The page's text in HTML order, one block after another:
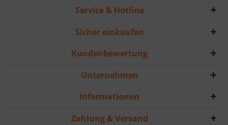
Service & Hotline
Sicher einkaufen
Kundenbewertung
Unternehmen
Informationen
Zahlung & Versand